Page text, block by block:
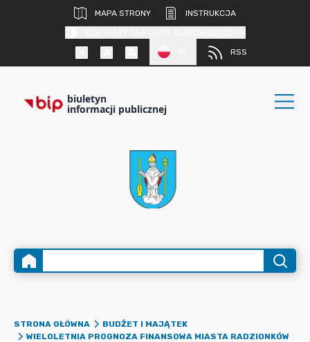
MAPA STRONY
INSTRUKCJA
RSS
biuletyn
informacji publicznej
STRONA GŁÓWNA
BUDŻET I MAJĄTEK
WIELOLETNIA PROGNOZA FINANSOWA MIASTA RADZIONKÓW